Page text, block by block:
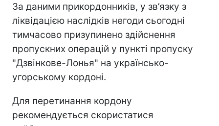
За даними прикордонників, у зв’язку з
ліквідацією наслідків негоди сьогодні
тимчасово призупинено здійснення
пропускних операцій у пункті пропуску
"Дзвінкове-Лонья" на українсько-
угорському кордоні.
Для перетинання кордону
рекомендується скористатися